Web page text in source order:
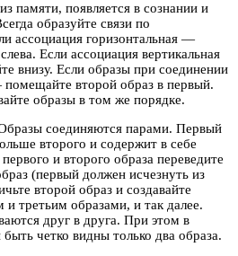
памяти, появляется в сознании и
образуйте связи по
ассоциация горизонтальная —
Если ассоциация вертикальная
внизу. Если образы при соединении
второй образ в первый.
образы в том же порядке.
соединяются парами. Первый
второго и содержит в себе
и второго образа переведите
(первый должен исчезнуть из
второй образ и создавайте
третьим образами, и так далее.
друг в друга. При этом в
четко видны только два образа.